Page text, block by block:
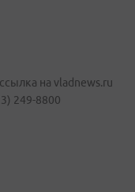
на vladnews.ru
249-8800